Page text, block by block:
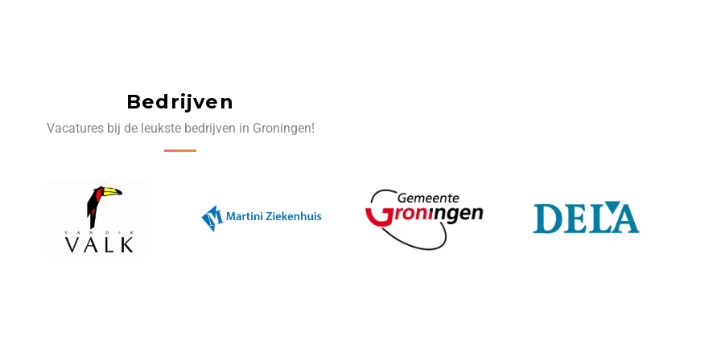
Bedrijven
Vacatures bij de leukste bedrijven in Groningen!